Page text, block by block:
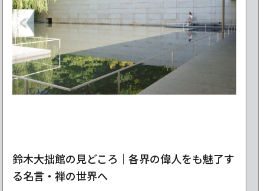
鈴木大拙館の見どころ｜各界の偉人をも魅了す
る名言・禅の世界へ